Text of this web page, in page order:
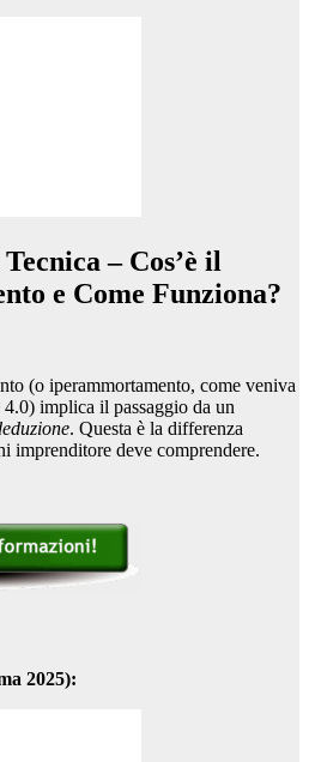
– Cos’è il
e Come Funziona?
(o iperammortamento, come veniva
implica il passaggio da un
. Questa è la differenza
imprenditore deve comprendere.
2025):